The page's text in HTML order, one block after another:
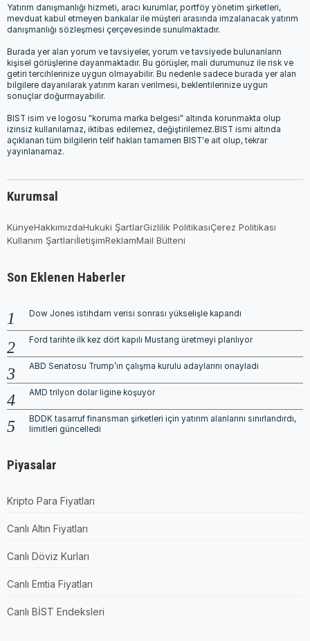
Yatırım danışmanlığı hizmeti, aracı kurumlar, portföy yönetim şirketleri,
mevduat kabul etmeyen bankalar ile müşteri arasında imzalanacak yatırım
danışmanlığı sözleşmesi çerçevesinde sunulmaktadır.
Burada yer alan yorum ve tavsiyeler, yorum ve tavsiyede bulunanların
kişisel görüşlerine dayanmaktadır. Bu görüşler, mali durumunuz ile risk ve
getiri tercihlerinize uygun olmayabilir. Bu nedenle sadece burada yer alan
bilgilere dayanılarak yatırım kararı verilmesi, beklentilerinize uygun
sonuçlar doğurmayabilir.
BIST isim ve logosu "koruma marka belgesi" altında korunmakta olup
izinsiz kullanılamaz, iktibas edilemez, değiştirilemez.BIST ismi altında
açıklanan tüm bilgilerin telif hakları tamamen BIST'e ait olup, tekrar
yayınlanamaz.
Kurumsal
KünyeHakkımızdaHukuki ŞartlarGizlilik PolitikasıÇerez Politikası
Kullanım ŞartlarıİletişimReklamMail Bülteni
Son Eklenen Haberler
Dow Jones istihdam verisi sonrası yükselişle kapandı
Ford tarihte ilk kez dört kapılı Mustang üretmeyi planlıyor
ABD Senatosu Trump’ın çalışma kurulu adaylarını onayladı
AMD trilyon dolar ligine koşuyor
BDDK tasarruf finansman şirketleri için yatırım alanlarını sınırlandırdı,
limitleri güncelledi
Piyasalar
Kripto Para Fiyatları
Canlı Altın Fiyatları
Canlı Döviz Kurları
Canlı Emtia Fiyatları
Canlı BİST Endeksleri